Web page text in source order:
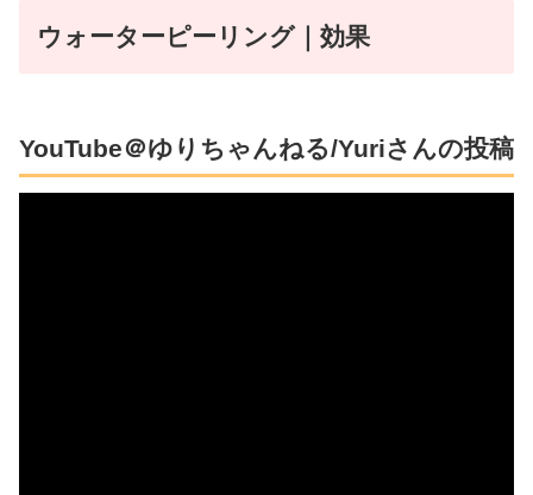
ウォーターピーリング｜効果
YouTube＠ゆりちゃんねる/Yuriさんの投稿